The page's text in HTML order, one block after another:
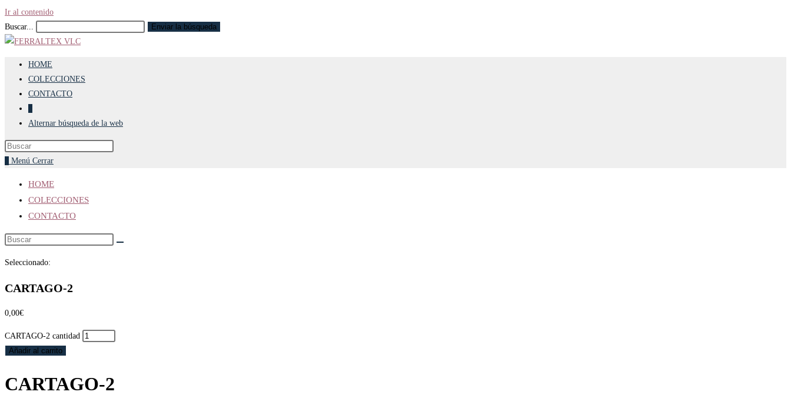
Ir al contenido
Buscar...
Enviar la búsqueda
HOME
COLECCIONES
CONTACTO
Alternar búsqueda de la web
Menú Cerrar
HOME
COLECCIONES
CONTACTO
Seleccionado:
CARTAGO-2
0,00€
CARTAGO-2 cantidad
Añadir al carrito
CARTAGO-2